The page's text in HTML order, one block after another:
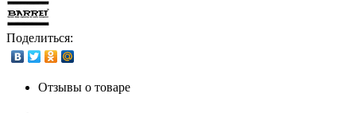
Поделиться:
Отзывы о товаре